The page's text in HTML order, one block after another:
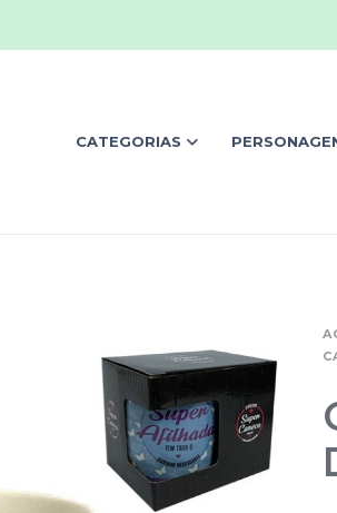
CATEGORIAS